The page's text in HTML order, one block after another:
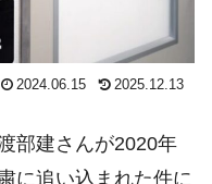
2024.06.15 2025.12.13
部建さんが2020年
に追い込まれた件に